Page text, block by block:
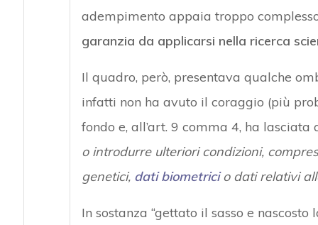
adempimento appaia troppo
garanzia da applicarsi nella ricerca
Il quadro, però, presentava qualche
infatti non ha avuto il coraggio (più
fondo e, all’art. 9 comma 4, ha
o introdurre ulteriori condizioni,
genetici, dati biometricio dati relativi
In sostanza “gettato il sasso e nascosto